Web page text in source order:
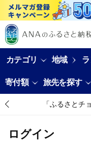
カテゴリ 地域
寄付額 旅先を探す
「ふるさとチ
ログイン